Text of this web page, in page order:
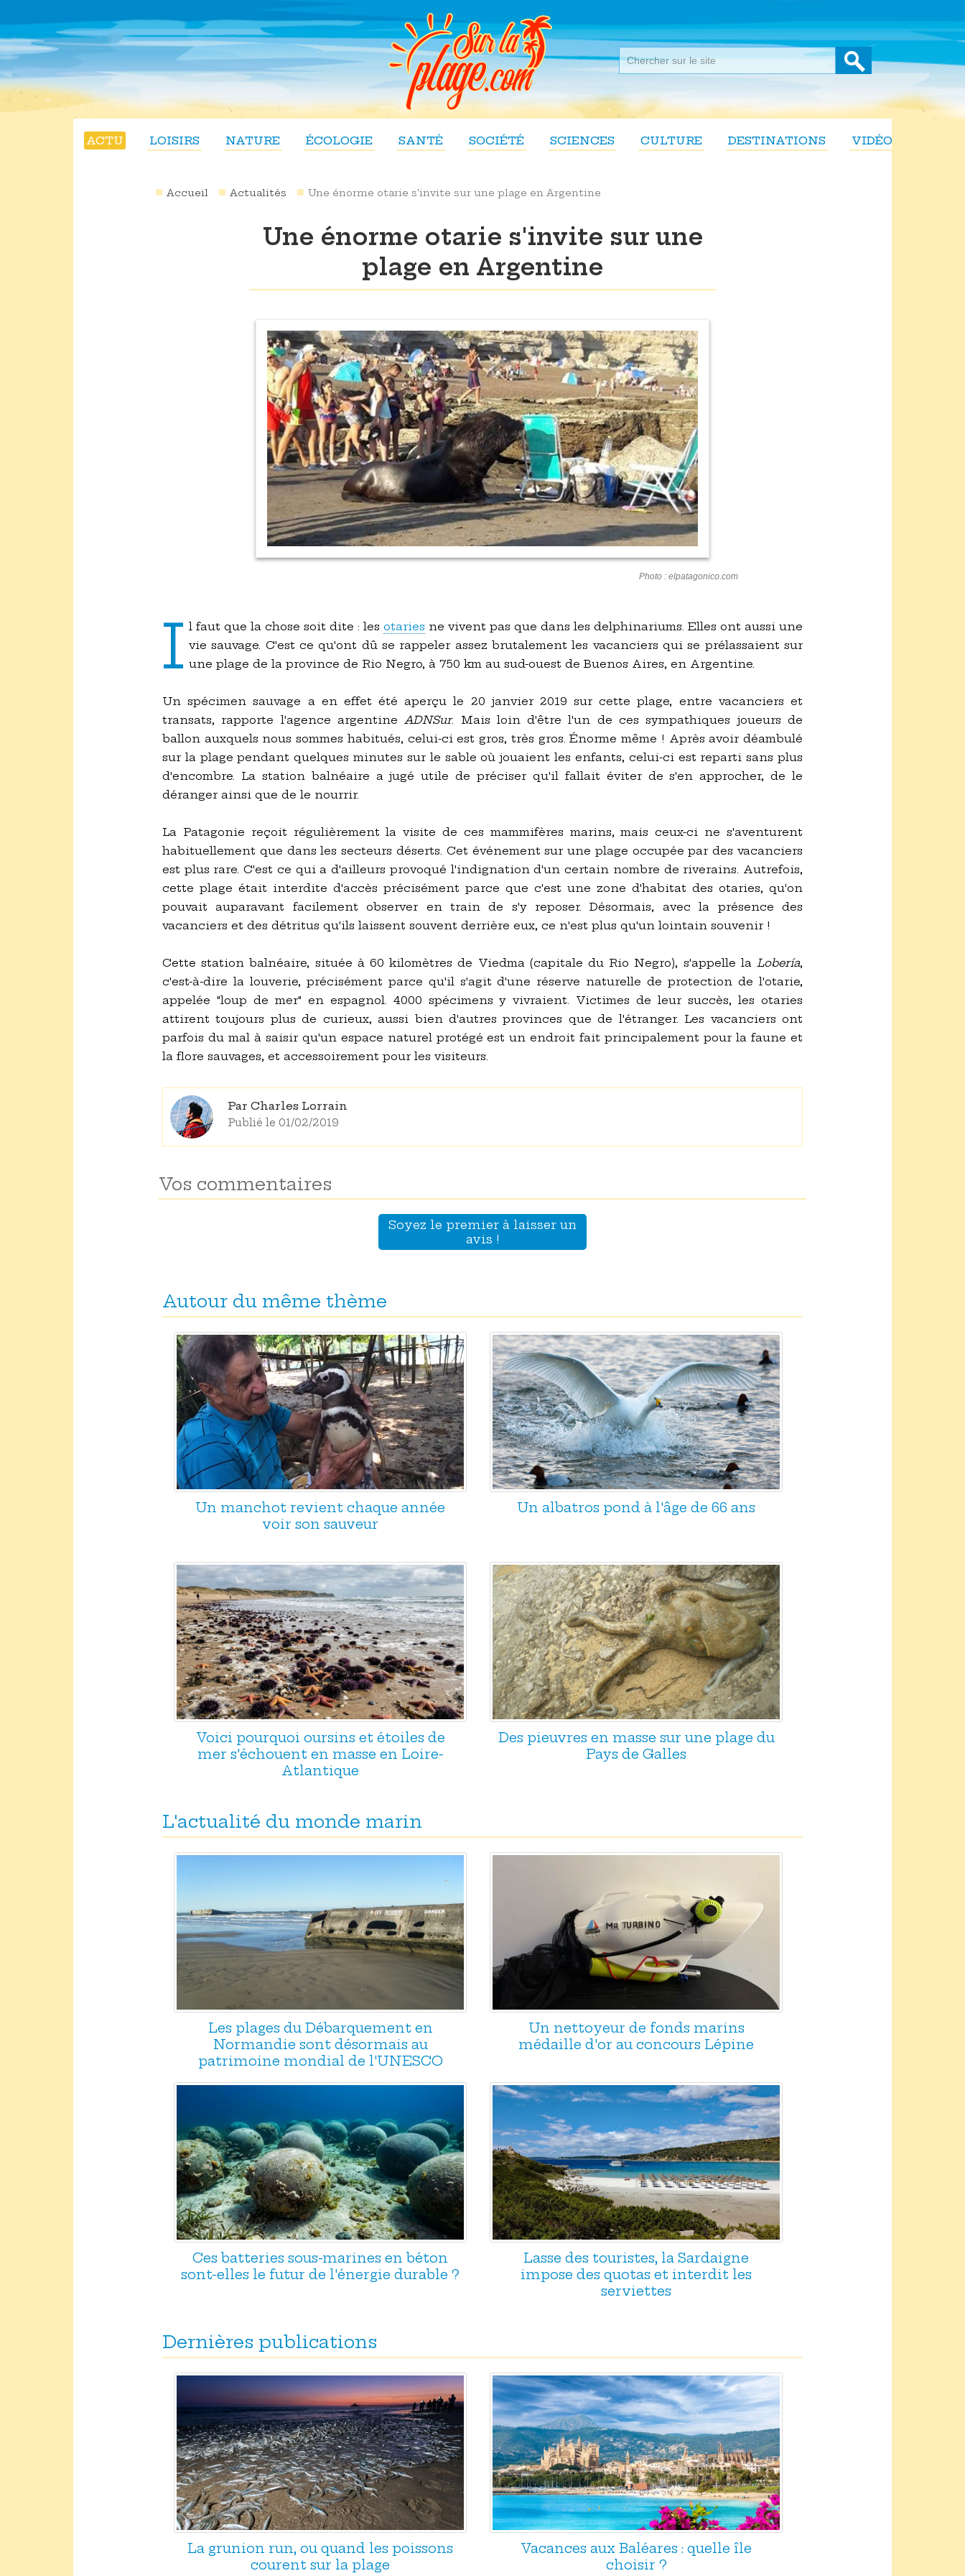
ACTU LOISIRS NATURE ÉCOLOGIE SANTÉ SOCIÉTÉ SCIENCES CULTURE DESTINATIONS VIDÉOS
Accueil Actualités Une énorme otarie s'invite sur une plage en Argentine
Une énorme otarie s'invite sur une
plage en Argentine
Photo : elpatagonico.com
I l faut que la chose soit dite : les otaries ne vivent pas que dans les delphinariums. Elles ont aussi une
vie sauvage. C'est ce qu'ont dû se rappeler assez brutalement les vacanciers qui se prélassaient sur
une plage de la province de Rio Negro, à 750 km au sud-ouest de Buenos Aires, en Argentine.
Un spécimen sauvage a en effet été aperçu le 20 janvier 2019 sur cette plage, entre vacanciers et
transats, rapporte l'agence argentineADNSur. Mais loin d'être l'un de ces sympathiques joueurs de
ballon auxquels nous sommes habitués, celui-ci est gros, très gros. Énorme même ! Après avoir déambulé
sur la plage pendant quelques minutes sur le sable où jouaient les enfants, celui-ci est reparti sans plus
d'encombre. La station balnéaire a jugé utile de préciser qu'il fallait éviter de s'en approcher, de le
déranger ainsi que de le nourrir.
La Patagonie reçoit régulièrement la visite de ces mammifères marins, mais ceux-ci ne s'aventurent
habituellement que dans les secteurs déserts. Cet événement sur une plage occupée par des vacanciers
est plus rare. C'est ce qui a d'ailleurs provoqué l'indignation d'un certain nombre de riverains. Autrefois,
cette plage était interdite d'accès précisément parce que c'est une zone d'habitat des otaries, qu'on
pouvait auparavant facilement observer en train de s'y reposer. Désormais, avec la présence des
vacanciers et des détritus qu'ils laissent souvent derrière eux, ce n'est plus qu'un lointain souvenir !
Cette station balnéaire, située à 60 kilomètres de Viedma (capitale du Rio Negro), s'appelle la Lobería,
c'est-à-dire la louverie, précisément parce qu'il s'agit d'une réserve naturelle de protection de l'otarie,
appelée "loup de mer" en espagnol. 4000 spécimens y vivraient. Victimes de leur succès, les otaries
attirent toujours plus de curieux, aussi bien d'autres provinces que de l'étranger. Les vacanciers ont
parfois du mal à saisir qu'un espace naturel protégé est un endroit fait principalement pour la faune et
la flore sauvages, et accessoirement pour les visiteurs.
Par Charles Lorrain
Publié le 01/02/2019
Vos commentaires
Soyez le premier à laisser un
avis !
Autour du même thème
Un manchot revient chaque année
voir son sauveur
Un albatros pond à l'âge de 66 ans
Voici pourquoi oursins et étoiles de
mer s'échouent en masse en Loire-
Atlantique
Des pieuvres en masse sur une plage du
Pays de Galles
L'actualité du monde marin
Les plages du Débarquement en
Normandie sont désormais au
patrimoine mondial de l'UNESCO
Un nettoyeur de fonds marins
médaille d'or au concours Lépine
Ces batteries sous-marines en béton
sont-elles le futur de l'énergie durable ?
Lasse des touristes, la Sardaigne
impose des quotas et interdit les
serviettes
Dernières publications
La grunion run, ou quand les poissons
courent sur la plage
Vacances aux Baléares : quelle île
choisir ?